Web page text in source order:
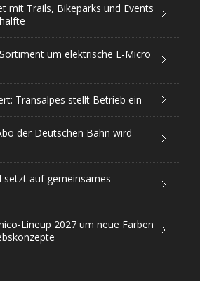
mit Trails, Bikeparks und Events
um elektrische E-Micro
Transalpes stellt Betrieb ein
der Deutschen Bahn wird
setzt auf gemeinsames
Lineup 2027 um neue Farben